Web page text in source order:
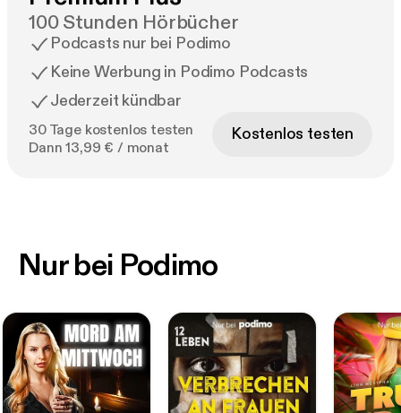
100 Stunden Hörbücher
Podcasts nur bei Podimo
Keine Werbung in Podimo Podcasts
Jederzeit kündbar
30 Tage kostenlos testen
Dann 13,99 € / monat
Kostenlos testen
Nur bei Podimo